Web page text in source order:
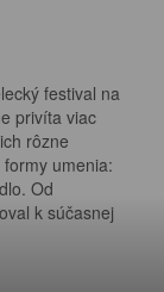
festival na
privíta viac
rôzne
umenia:
Od
k súčasnej